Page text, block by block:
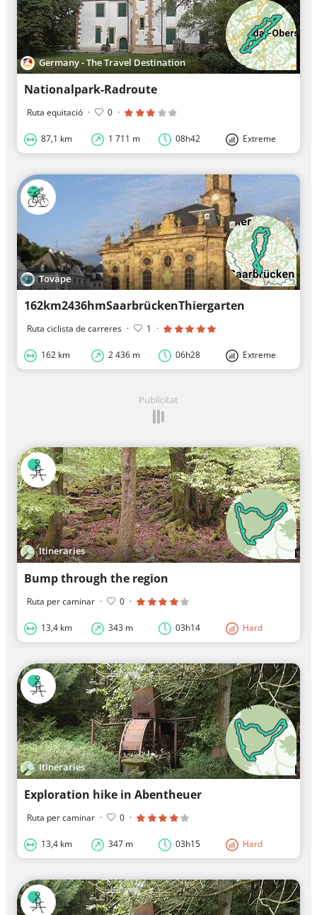
Germany - The Travel Destination
Nationalpark-Radroute
Ruta equitació · 0 ·
87,1 km 1 711 m 08h42 Extreme
Tovape
162km2436hmSaarbrückenThiergarten
Ruta ciclista de carreres · 1 ·
162 km 2 436 m 06h28 Extreme
Publicitat
Itineraries
Bump through the region
Ruta per caminar · 0 ·
13,4 km 343 m 03h14 Hard
Itineraries
Exploration hike in Abentheuer
Ruta per caminar · 0 ·
13,4 km 347 m 03h15 Hard